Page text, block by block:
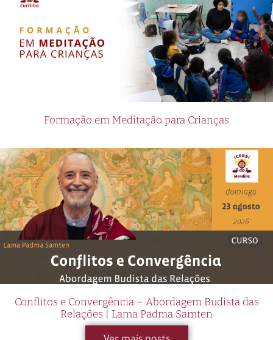
Formação em Meditação para Crianças
Conflitos e Convergência – Abordagem Budista das
Relações | Lama Padma Samten